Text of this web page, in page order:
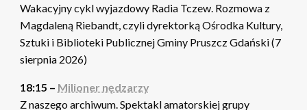
Wakacyjny cykl wyjazdowy Radia Tczew. Rozmowa z
Magdaleną Riebandt, czyli dyrektorką Ośrodka Kultury,
Sztuki i Biblioteki Publicznej Gminy Pruszcz Gdański (7
sierpnia 2026)
18:15 – Milioner nędzarzy
Z naszego archiwum. Spektakl amatorskiej grupy